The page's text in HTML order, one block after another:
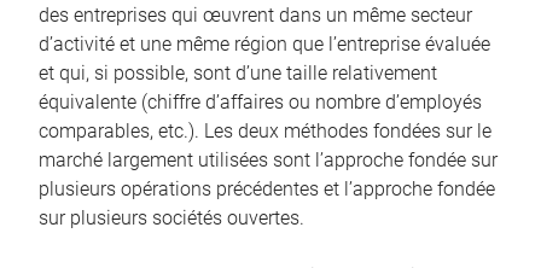
des entreprises qui œuvrent dans un même secteur
d’activité et une même région que l’entreprise évaluée
et qui, si possible, sont d’une taille relativement
équivalente (chiffre d’affaires ou nombre d’employés
comparables, etc.). Les deux méthodes fondées sur le
marché largement utilisées sont l’approche fondée sur
plusieurs opérations précédentes et l’approche fondée
sur plusieurs sociétés ouvertes.